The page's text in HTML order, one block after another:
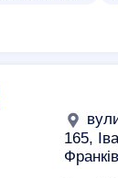
165,